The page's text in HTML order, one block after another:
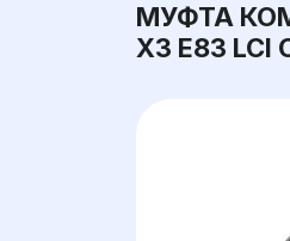
МУФТА
X3 E83